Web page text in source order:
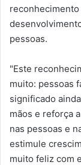
pessoas.
"Este
muito: pessoas
significado
mãos e reforça
nas pessoas e
estimule
muito feliz com